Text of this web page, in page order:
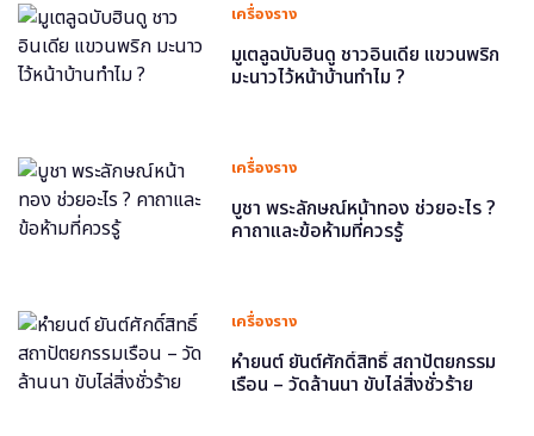
เครื่องราง
มูเตลูฉบับฮินดู ชาวอินเดีย แขวนพริก
มะนาวไว้หน้าบ้านทำไม ?
เครื่องราง
บูชา พระลักษณ์หน้าทอง ช่วยอะไร ?
คาถาและข้อห้ามที่ควรรู้
เครื่องราง
หำยนต์ ยันต์ศักดิ์สิทธิ์ สถาปัตยกรรม
เรือน – วัดล้านนา ขับไล่สิ่งชั่วร้าย